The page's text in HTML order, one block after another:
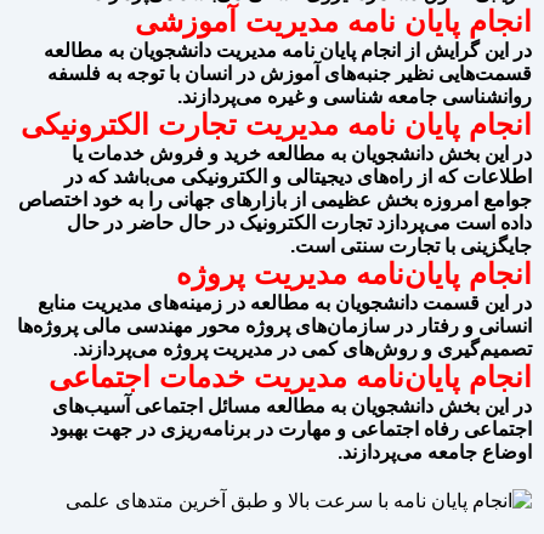
انجام پایان نامه مدیریت آموزشی
در این گرایش از انجام پایان نامه مدیریت دانشجویان به مطالعه
قسمت‌هایی نظیر جنبه‌های آموزش در انسان با توجه به فلسفه
روانشناسی جامعه شناسی و غیره می‌پردازند.
انجام پایان نامه مدیریت تجارت الکترونیکی
در این بخش دانشجویان به مطالعه خرید و فروش خدمات یا
اطلاعات که از راه‌های دیجیتالی و الکترونیکی می‌باشد که در
جوامع امروزه بخش عظیمی از بازارهای جهانی را به خود اختصاص
داده است می‌پردازد تجارت الکترونیک در حال حاضر در حال
جایگزینی با تجارت سنتی است.
انجام پایان‌نامه مدیریت پروژه
در این قسمت دانشجویان به مطالعه در زمینه‌های مدیریت منابع
انسانی و رفتار در سازمان‌های پروژه محور مهندسی مالی پروژه‌ها
تصمیم‌گیری و روش‌های کمی در مدیریت پروژه می‌پردازند.
انجام پایان‌نامه مدیریت خدمات اجتماعی
در این بخش دانشجویان به مطالعه مسائل اجتماعی آسیب‌های
اجتماعی رفاه اجتماعی و مهارت در برنامه‌ریزی در جهت بهبود
اوضاع جامعه می‌پردازند.